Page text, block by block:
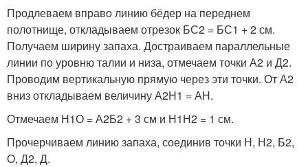
Продлеваем вправо линию бёдер на переднем
полотнище, откладываем отрезок БС2 = БС1 + 2 см.
Получаем ширину запаха. Достраиваем параллельные
линии по уровню талии и низа, отмечаем точки А2 и Д2.
Проводим вертикальную прямую через эти точки. От А2
вниз откладываем величину А2Н1 = АН.
Отмечаем Н1О = А2Б2 + 3 см и Н1Н2 = 1 см.
Прочерчиваем линию запаха, соединив точки Н, Н2, Б2,
О, Д2, Д.